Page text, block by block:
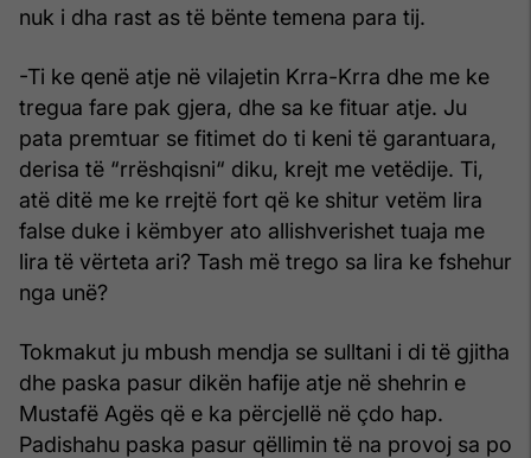
nuk i dha rast as të bënte temena para tij.
-Ti ke qenë atje në vilajetin Krra-Krra dhe me ke
tregua fare pak gjera, dhe sa ke fituar atje. Ju
pata premtuar se fitimet do ti keni të garantuara,
derisa të “rrëshqisni“ diku, krejt me vetëdije. Ti,
atë ditë me ke rrejtë fort që ke shitur vetëm lira
false duke i këmbyer ato allishverishet tuaja me
lira të vërteta ari? Tash më trego sa lira ke fshehur
nga unë?
Tokmakut ju mbush mendja se sulltani i di të gjitha
dhe paska pasur dikën hafije atje në shehrin e
Mustafë Agës që e ka përcjellë në çdo hap.
Padishahu paska pasur qëllimin të na provoj sa po